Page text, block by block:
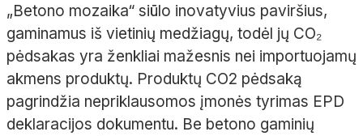
„Betono mozaika“ siūlo inovatyvius paviršius,
gaminamus iš vietinių medžiagų, todėl jų CO₂
pėdsakas yra ženkliai mažesnis nei importuojamų
akmens produktų. Produktų CO2 pėdsaką
pagrindžia nepriklausomos įmonės tyrimas EPD
deklaracijos dokumentu. Be betono gaminių